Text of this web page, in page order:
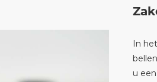
In
u